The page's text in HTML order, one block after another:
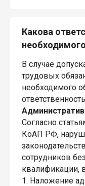
Какова
В случае
трудовых
необходимого
Согласно
КоАП РФ,
сотрудников
квалификации,
1. Наложение